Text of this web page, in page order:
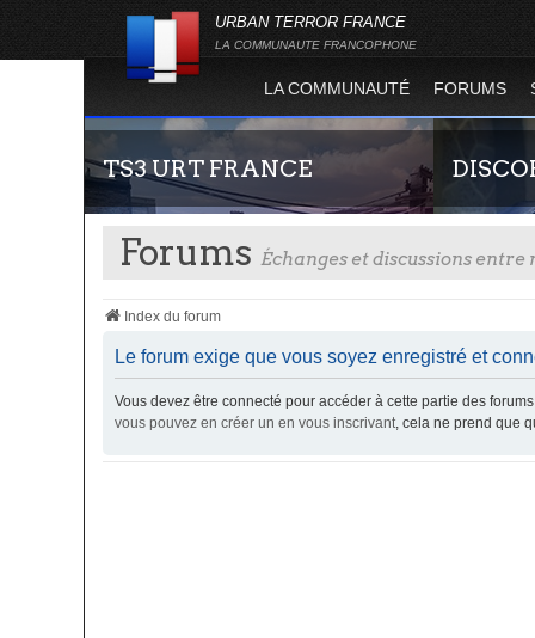
URBAN TERROR FRANCE
LA COMMUNAUTE FRANCOPHONE
LA COMMUNAUTÉ FORUMS
TS3 URT FRANCE
Envie de parler avec les autres membres de la
communauté ? Alors venez vous connecter,
Rejoignez-
France !
Forums Échanges et discussions
Index du forum
Le forum exige que vous soyez enregistré et
Vous devez être connecté pour accéder à cette partie des
vous pouvez en créer un en vous inscrivant, cela ne prend que